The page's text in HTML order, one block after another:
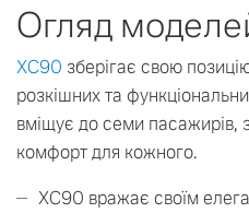
Огляд
XC90 зберігає свою
розкішних та
вміщує до семи пасажирів,
комфорт для кожного.
XC90 вражає своїм